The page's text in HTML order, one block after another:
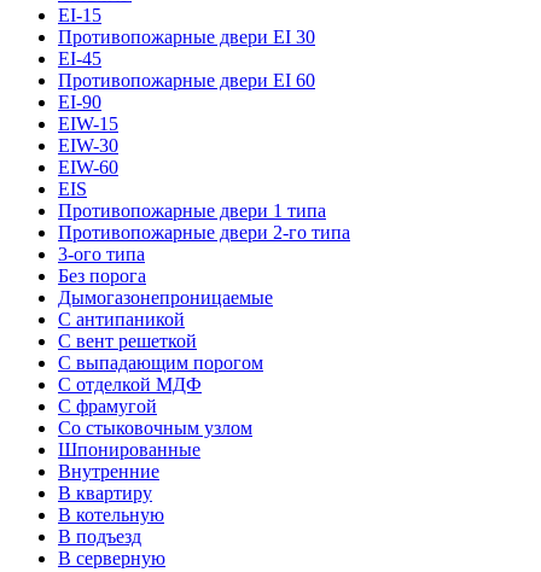
EI-15
Противопожарные двери EI 30
EI-45
Противопожарные двери EI 60
EI-90
EIW-15
EIW-30
EIW-60
EIS
Противопожарные двери 1 типа
Противопожарные двери 2-го типа
3-ого типа
Без порога
Дымогазонепроницаемые
С антипаникой
С вент решеткой
С выпадающим порогом
С отделкой МДФ
С фрамугой
Со стыковочным узлом
Шпонированные
Внутренние
В квартиру
В котельную
В подъезд
В серверную